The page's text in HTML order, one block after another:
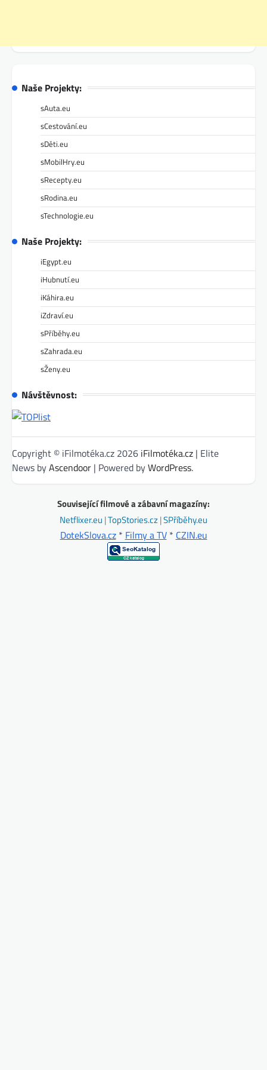
Naše Projekty:
sAuta.eu
sCestování.eu
sDěti.eu
sMobilHry.eu
sRecepty.eu
sRodina.eu
sTechnologie.eu
Naše Projekty:
iEgypt.eu
iHubnutí.eu
iKáhira.eu
iZdraví.eu
sPříběhy.eu
sZahrada.eu
sŽeny.eu
Návštěvnost:
Copyright © iFilmotéka.cz 2026 iFilmotéka.cz | Elite
News byAscendoor | Powered byWordPress.
Související filmové a zábavní magazíny:
Netflixer.eu |TopStories.cz|SPříběhy.eu
DotekSlova.cz* Filmy a TV* CZIN.eu